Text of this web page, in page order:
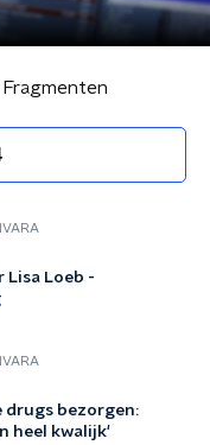
Fragmenten
Lisa Loeb -
drugs bezorgen:
heel kwalijk'